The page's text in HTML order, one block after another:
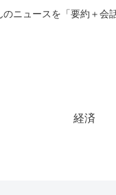
のニュースを「要約＋会
経済